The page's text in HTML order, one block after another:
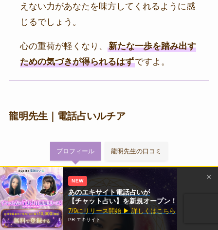
えない力があなたを味方してくれるように感
じるでしょう。
心の重荷が軽くなり、新たな一歩を踏み出す
ための気づきが得られるはずですよ。
龍明先生｜電話占いルチア
プロフィール 龍明先生の口コミ
NEW
あのエキサイト電話占いが
【チャット占い】を新規オープン！
7/9にリリース開始 ▶ 詳しくはこちら
PR:エキサイト
×